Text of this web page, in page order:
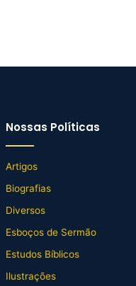
Nossas Políticas
Artigos
Biografias
Diversos
Esboços de Sermão
Estudos Bíblicos
Ilustrações